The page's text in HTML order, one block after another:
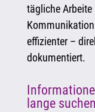
tägliche
effizienter –
dokumentiert.
lange suchen